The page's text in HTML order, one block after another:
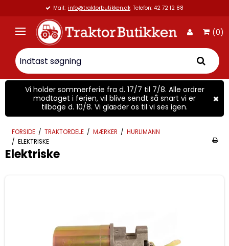
Mail: info@traktorbutikken.dk Telefon: 42 72 12 88
(0)
Vi holder sommerferie fra d. 17/7 til 7/8. Alle ordrer
modtaget i ferien, vil blive sendt så snart vi er
tilbage d. 10/8. Vi glæder os til vi ses igen.
FORSIDE / TRAKTORDELE / MÆRKER / HURLIMANN
/ ELEKTRISKE
Elektriske